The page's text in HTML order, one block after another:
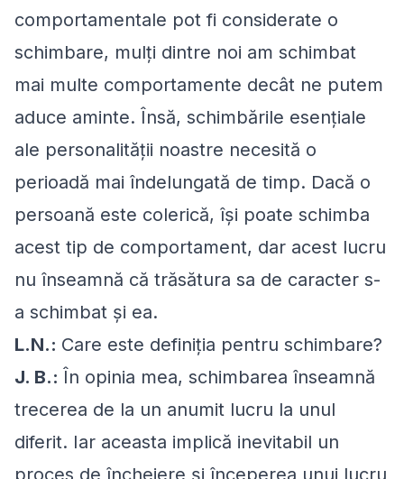
comportamentale pot fi considerate o
schimbare, mulți dintre noi am schimbat
mai multe comportamente decât ne putem
aduce aminte. Însă, schimbările esențiale
ale personalității noastre necesită o
perioadă mai îndelungată de timp. Dacă o
persoană este colerică, își poate schimba
acest tip de comportament, dar acest lucru
nu înseamnă că trăsătura sa de caracter s-
a schimbat și ea.
L.N.: Care este definiția pentru schimbare?
J. B.: În opinia mea, schimbarea înseamnă
trecerea de la un anumit lucru la unul
diferit. Iar aceasta implică inevitabil un